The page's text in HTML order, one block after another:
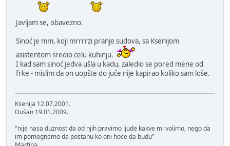
Javljam se, obavezno.
Sinoć je mm, koji mrrrrzi pranje sudova, sa Ksenijom
asistentom sredio celu kuhinju.
I kad sam sinoć jedva ušla u kadu, zaledio se pored mene od
frke - mislim da on uopšte do juče nije kapirao koliko sam loše.
Ksenija 12.07.2001.
Dušan 19.01.2009.
"nije nasa duznost da od njih pravimo ljude kakve mi volimo, nego da
im pomognemo da postanu ko oni hoce da budu"